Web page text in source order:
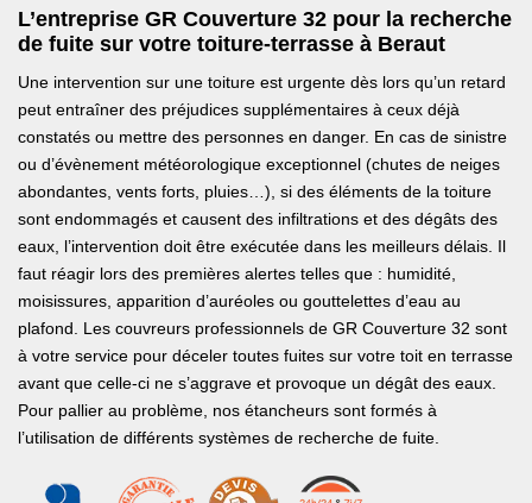
L’entreprise GR Couverture 32 pour la recherche
de fuite sur votre toiture-terrasse à Beraut
Une intervention sur une toiture est urgente dès lors qu’un retard
peut entraîner des préjudices supplémentaires à ceux déjà
constatés ou mettre des personnes en danger. En cas de sinistre
ou d’évènement météorologique exceptionnel (chutes de neiges
abondantes, vents forts, pluies…), si des éléments de la toiture
sont endommagés et causent des infiltrations et des dégâts des
eaux, l’intervention doit être exécutée dans les meilleurs délais. Il
faut réagir lors des premières alertes telles que : humidité,
moisissures, apparition d’auréoles ou gouttelettes d’eau au
plafond. Les couvreurs professionnels de GR Couverture 32 sont
à votre service pour déceler toutes fuites sur votre toit en terrasse
avant que celle-ci ne s’aggrave et provoque un dégât des eaux.
Pour pallier au problème, nos étancheurs sont formés à
l’utilisation de différents systèmes de recherche de fuite.